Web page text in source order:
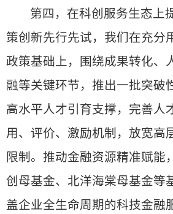
第四，在科创服务生态上
策创新先行先试，我们在充分
政策基础上，围绕成果转化、
融等关键环节，推出一批突破
高水平人才引育支撑，完善人
用、评价、激励机制，放宽高
限制。推动金融资源精准赋能
创母基金、北洋海棠母基金等
盖企业全生命周期的科技金融